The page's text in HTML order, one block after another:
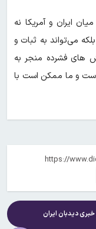
ایران و آمریکا نه
می‌تواند به ثبات و
های فشرده منجر به
است و ما ممکن است با
خبریدیدبان ایران